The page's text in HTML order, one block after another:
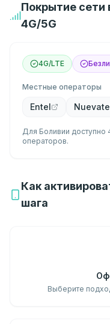
Покрытие сети
4G/5G
4G/LTE
Местные операторы
Entel
Для Боливии доступно
операторов.
Как
шага
Выберите